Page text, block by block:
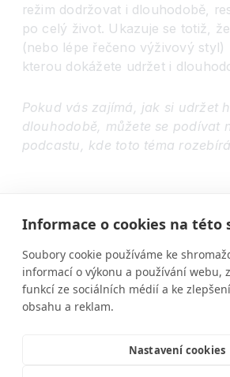
Informace o cookies na této
Soubory cookie používáme ke
informací o výkonu a používání webu,
funkcí ze sociálních médií a ke
obsahu a reklam.
Nastavení cookies
režim dodržovat i dlouhodobě,
po celý život. Ukazuje se totiž,
(nebo lépe řečeno výživový styl)
kterou dokážete udržet i
Pokud vás zajímá, jak si udržet
dlouhodobě, můžete se podívat
podcastu, kde toto téma